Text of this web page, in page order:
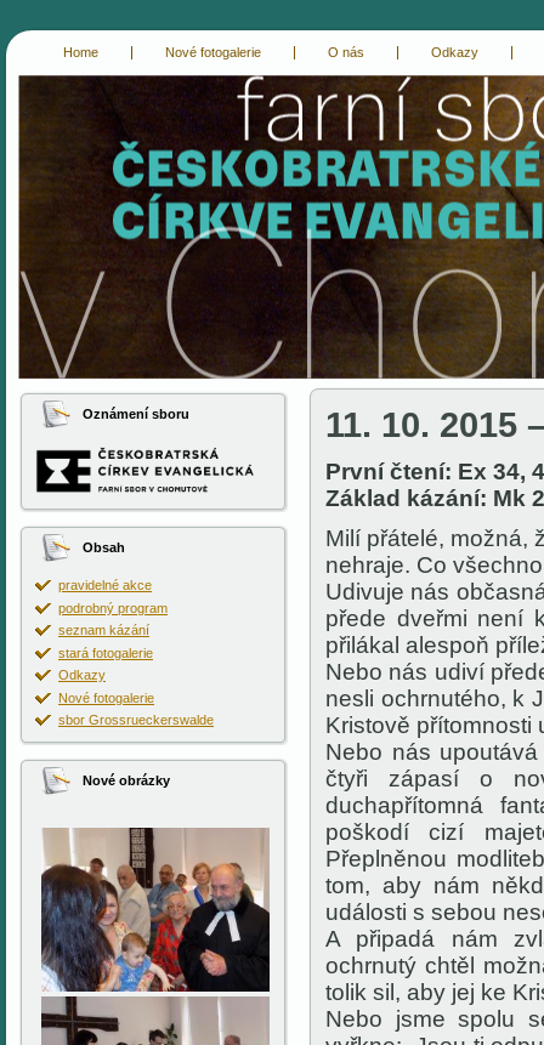
Home Nové fotogalerie O nás Odkazy
Oznámení sboru
Obsah
pravidelné akce
podrobný program
seznam kázání
stará fotogalerie
Odkazy
Nové fotogalerie
sbor Grossrueckerswalde
Nové obrázky
11. 10. 2015
První čtení: Ex 34,
Základ kázání: Mk
Milí přátelé, možná,
nehraje. Co
Udivuje nás
přede dveřmi není
přilákal alespoň
Nebo nás udiví
nesli ochrnutého, k
Kristově přítomnosti
Nebo nás
čtyři zápasí o
duchapřítomná
poškodí cizí
Přeplněnou
tom, aby nám
události s sebou
A připadá nám
ochrnutý chtěl
tolik sil, aby jej ke
Nebo jsme spolu